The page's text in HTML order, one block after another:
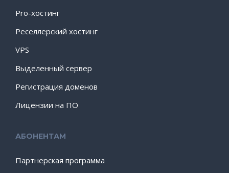
Pro-хостинг
Реселлерский хостинг
VPS
Выделенный сервер
Регистрация доменов
Лицензии на ПО
АБОНЕНТАМ
Партнерская программа